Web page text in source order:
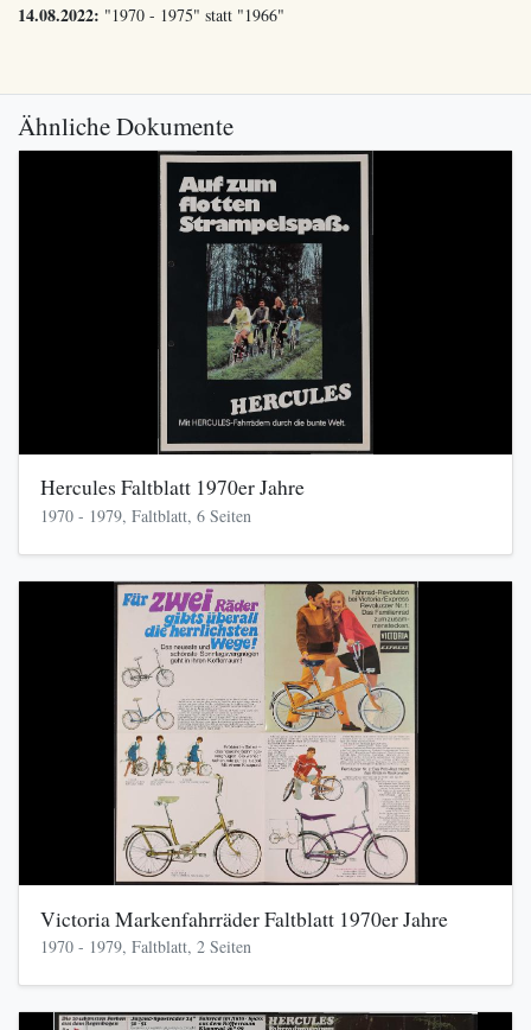
14.08.2022: "1970 - 1975" statt "1966"
Ähnliche Dokumente
Hercules Faltblatt 1970er Jahre
1970 - 1979, Faltblatt, 6 Seiten
Victoria Markenfahrräder Faltblatt 1970er Jahre
1970 - 1979, Faltblatt, 2 Seiten